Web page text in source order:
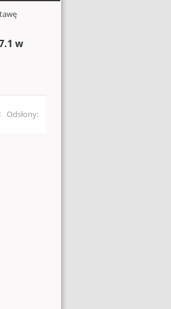
w
Odsłony: